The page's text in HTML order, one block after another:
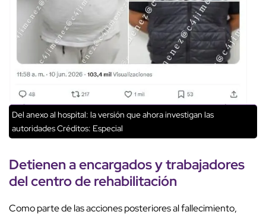
Del anexo al hospital: la versión que ahora investigan las
autoridadesCréditos: Especial
Detienena encargados y trabajadores
delcentro de rehabilitación
Como parte de las acciones posteriores al fallecimiento,